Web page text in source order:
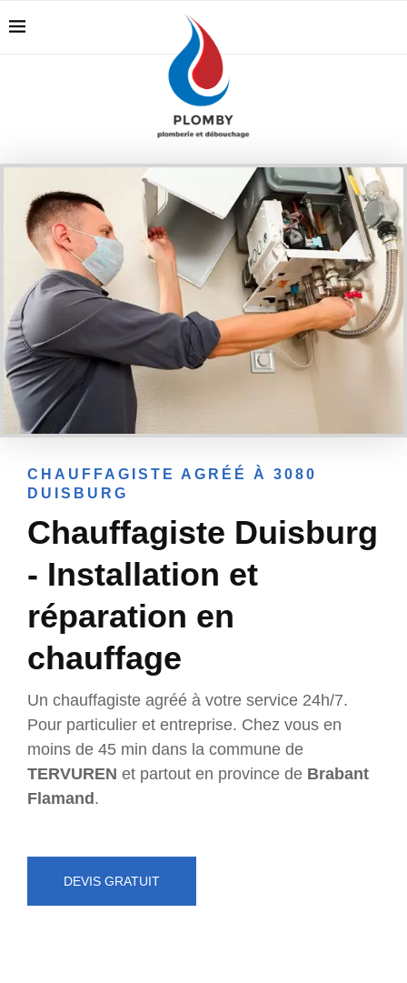
CHAUFFAGISTE AGRÉÉ À 3080
DUISBURG
Chauffagiste Duisburg
- Installation et
réparation en
chauffage
Un chauffagiste agréé à votre service 24h/7.
Pour particulier et entreprise. Chez vous en
moins de 45 min dans la commune de
TERVUREN et partout en province de Brabant
Flamand .
DEVIS GRATUIT